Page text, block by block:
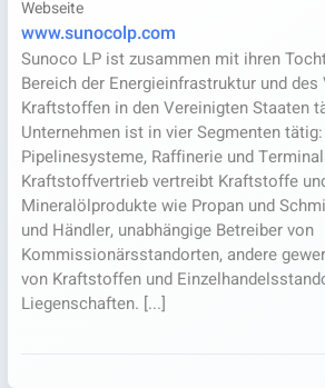
Webseite
www.sunocolp.com
Sunoco LP ist zusammen mit ihren
Bereich der Energieinfrastruktur und
Kraftstoffen in den Vereinigten Staaten
Unternehmen ist in vier Segmenten
Pipelinesysteme, Raffinerie und
Kraftstoffvertrieb vertreibt Kraftstoffe
Mineralölprodukte wie Propan und
und Händler, unabhängige Betreiber von
Kommissionärsstandorten, andere
von Kraftstoffen und
Liegenschaften. [...]